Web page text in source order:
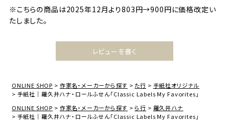
※こちらの商品は2025年12月より803円→900円に価格改定い
たしました。
レビューを書く
ONLINE SHOP 作家名・メーカーから探す た行
手紙社オリジナル
手紙社｜羅久井ハナ・ロールふせん「Classic Labels My Favorites」
ONLINE SHOP
作家名・メーカーから探す ら行
羅久井ハナ
手紙社｜羅久井ハナ・ロールふせん「Classic Labels My Favorites」